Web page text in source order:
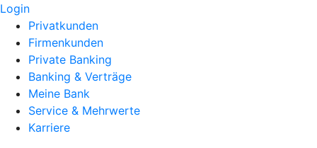
Login
Privatkunden
Firmenkunden
Private Banking
Banking & Verträge
Meine Bank
Service & Mehrwerte
Karriere